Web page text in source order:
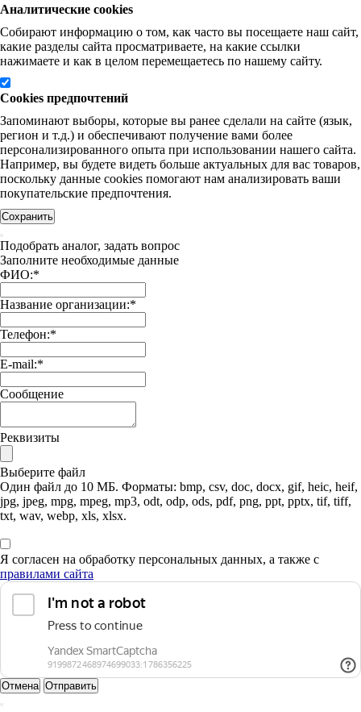
Аналитические cookies
Собирают информацию о том, как часто вы посещаете наш сайт,
какие разделы сайта просматриваете, на какие ссылки
нажимаете и как в целом перемещаетесь по нашему сайту.
Cookies предпочтений
Запоминают выборы, которые вы ранее сделали на сайте (язык,
регион и т.д.) и обеспечивают получение вами более
персонализированного опыта при использовании нашего сайта.
Например, вы будете видеть больше актуальных для вас товаров,
поскольку данные cookies помогают нам анализировать ваши
покупательские предпочтения.
Сохранить
Подобрать аналог, задать вопрос
Заполните необходимые данные
ФИО:*
Название организации:*
Телефон:*
E-mail:*
Сообщение
Реквизиты
Выберите файл
Один файл до 10 МБ. Форматы: bmp, csv, doc, docx, gif, heic, heif,
jpg, jpeg, mpg, mpeg, mp3, odt, odp, ods, pdf, png, ppt, pptx, tif, tiff,
txt, wav, webp, xls, xlsx.
Я согласен на обработку персональных данных, а также с
правилами сайта
Отмена Отправить